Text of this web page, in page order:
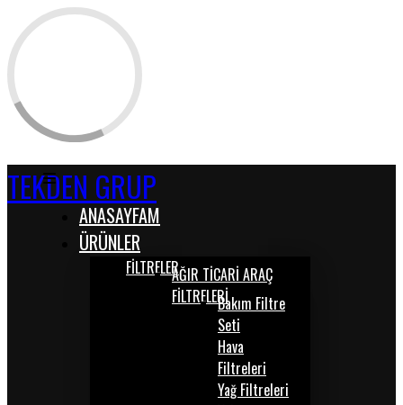
TEKDEN GRUP
ANASAYFAM
ÜRÜNLER
FİLTRELERAĞIR TİCARİ ARAÇ
FİLTRELERİBakım Filtre
Seti
Hava
Filtreleri
Yağ Filtreleri